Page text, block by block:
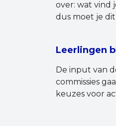
over: wat vind
dus moet je dit
Leerlingen
De input van
commissies
keuzes voor